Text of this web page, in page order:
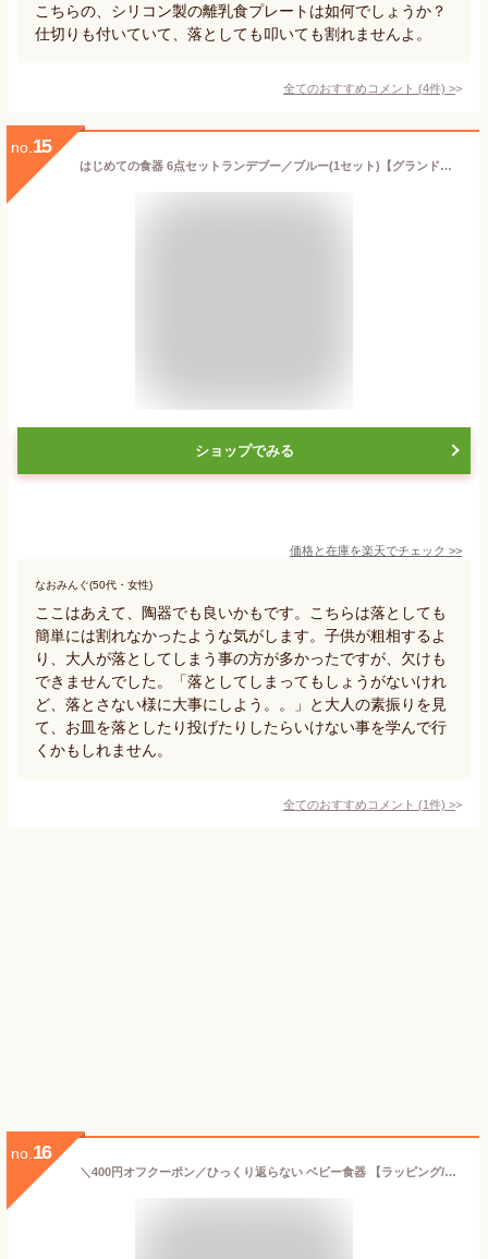
こちらの、シリコン製の離乳食プレートは如何でしょうか？
仕切りも付いていて、落としても叩いても割れませんよ。
全てのおすすめコメント (4件) >
no. 15
はじめての食器 6点セットランデブー／ブルー(1セット)【グランドール】[お食事グッズ ベビー食器]
ショップでみる
価格と在庫を楽天でチェック >>
なおみんぐ(50代・女性)
ここはあえて、陶器でも良いかもです。こちらは落としても
簡単には割れなかったような気がします。子供が粗相するよ
り、大人が落としてしまう事の方が多かったですが、欠けも
できませんでした。「落としてしまってもしょうがないけれ
ど、落とさない様に大事にしよう。。」と大人の素振りを見
て、お皿を落としたり投げたりしたらいけない事を学んで行
くかもしれません。
全てのおすすめコメント (1件) >
no. 16
＼400円オフクーポン／ひっくり返らない ベビー食器 【ラッピング/のし無料】 アヴァンシー Avanchy 竹のプレート+スプーンセット 吸盤付き 離乳食 食器セット 竹食器 ベビー ランチプレート 食器 アバンシー【ナチュラルリビング】